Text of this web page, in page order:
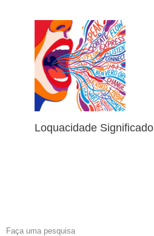
Loquacidade Significado
Faça uma pesquisa